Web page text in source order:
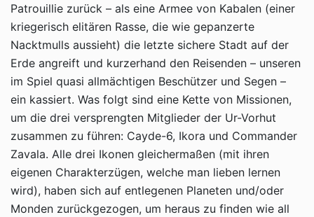
Patrouillie zurück – als eine Armee von Kabalen (einer
kriegerisch elitären Rasse, die wie gepanzerte
Nacktmulls aussieht) die letzte sichere Stadt auf der
Erde angreift und kurzerhand den Reisenden – unseren
im Spiel quasi allmächtigen Beschützer und Segen –
ein kassiert. Was folgt sind eine Kette von Missionen,
um die drei versprengten Mitglieder der Ur-Vorhut
zusammen zu führen: Cayde-6, Ikora und Commander
Zavala. Alle drei Ikonen gleichermaßen (mit ihren
eigenen Charakterzügen, welche man lieben lernen
wird), haben sich auf entlegenen Planeten und/oder
Monden zurückgezogen, um heraus zu finden wie all